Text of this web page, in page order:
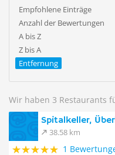
Empfohlene Einträge
Anzahl der Bewertungen
A bis Z
Z bis A
Entfernung
Wir haben 3 Restaurants
Spitalkeller,
38.58 km
1